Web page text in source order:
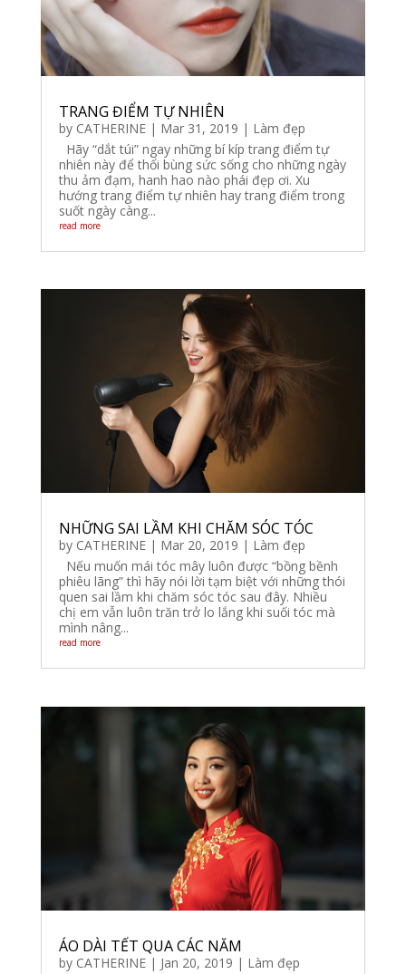
TRANG ĐIỂM TỰ NHIÊN
by CATHERINE| Mar 31, 2019 | Làm đẹp
Hãy “dắt túi” ngay những bí kíp trang điểm tự
nhiên này để thổi bùng sức sống cho những ngày
thu ảm đạm, hanh hao nào phái đẹp ơi. Xu
hướng trang điểm tự nhiên hay trang điểm trong
suốt ngày càng...
read more
NHỮNG SAI LẦM KHI CHĂM SÓC TÓC
by CATHERINE| Mar 20, 2019 | Làm đẹp
Nếu muốn mái tóc mây luôn được “bồng bềnh
phiêu lãng” thì hãy nói lời tạm biệt với những thói
quen sai lầm khi chăm sóc tóc sau đây. Nhiều
chị em vẫn luôn trăn trở lo lắng khi suối tóc mà
mình nâng...
read more
ÁO DÀI TẾT QUA CÁC NĂM
by CATHERINE| Jan 20, 2019 | Làm đẹp